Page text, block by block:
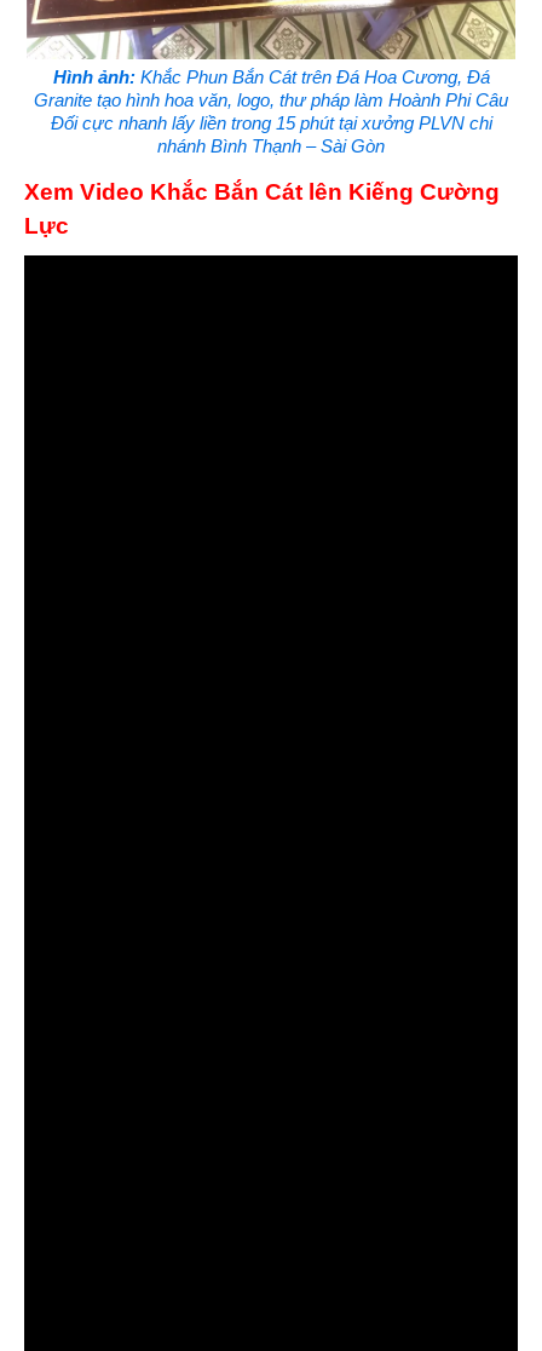
Hình ảnh:Khắc Phun Bắn Cát trên Đá Hoa Cương, Đá
Granite tạo hình hoa văn, logo, thư pháp làm Hoành Phi Câu
Đối cực nhanh lấy liền trong 15 phút tại xưởng PLVN chi
nhánh Bình Thạnh – Sài Gòn
Xem Video Khắc Bắn Cát lên Kiếng Cường
Lực